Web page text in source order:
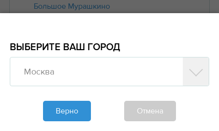
Большое Мурашкино
Буревестник
Бутурлино
Вад
Вахтан
ВЫБЕРИТЕ ВАШ ГОРОД
Москва
Верно Отмена